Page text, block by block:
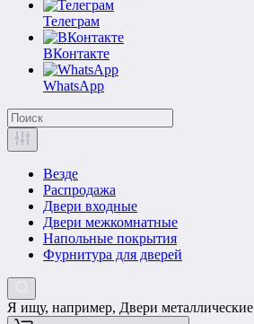
Телеграм
ВКонтакте
WhatsApp
Везде
Распродажа
Двери входные
Двери межкомнатные
Напольные покрытия
Фурнитура для дверей
Я ищу, например, Двери металлические